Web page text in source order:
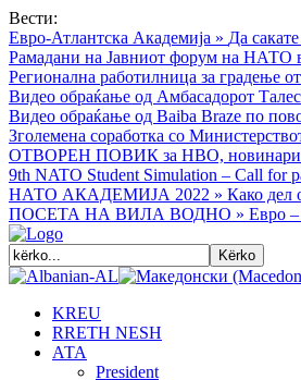
Вести:
Евро-Атлантска Академија » Да
Рамадани на Јавниот форум на НАТО
Регионална работилница за градење
Видео обраќањe од Амбасадорот
Видео обраќање од Baiba Braze по
Зголемена соработка со
ОТВОРЕН ПОВИК за НВО, новинари
9th NATO Student Simulation – Call for
НАТО АКАДЕМИЈА 2022 » Како дел
ПОСЕТА НА ВИЛА ВОДНО » Евро
KREU
RRETH NESH
АТА
President